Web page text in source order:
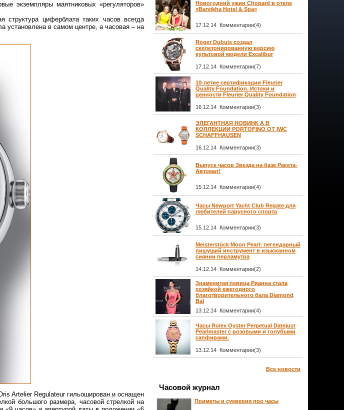
экземпляры маятниковых «регуляторов»
циферблата таких часов всегда
установлена в самом центре, а часовая – на
Artelier Regulateur гильоширован и оснащен
большого размера, часовой стрелкой на
Новогодний ужин Chopard в отеле
«Barvikha Hotel & Spa»
17.12.14 Комментарии(4)
Roger Dubuis создал
скелетонированную версию
культовой модели Excalibur
17.12.14 Комментарии(7)
10-летие сертификации Fleurier
Quality Foundation. Истоки и
ценности Fleurier Quality Foundation
16.12.14 Комментарии(3)
ЭЛЕГАНТНАЯ НОВИНК А В
КОЛЛЕКЦИИ PORTOFINO ОТ IWC
SCHAFFHAUSEN
16.12.14 Комментарии(3)
Выпуск часов Звезда на базе Ракета-
Автомат!
15.12.14 Комментарии(4)
Часы Newport Yacht Club Regate для
любителей парусного спорта
15.12.14 Комментарии(3)
Meisterstück Moon Pearl: легендарный
пишущий инструмент в изысканном
сиянии перламутра
14.12.14 Комментарии(2)
Знаменитая певица Рианна стала
хозяйкой ежегодного
благотворительного бала Diamond
Bal
13.12.14 Комментарии(4)
Часы Rolex Oyster Perpetual Datejust
Pearlmaster с розовыми и голубыми
сапфирами.
13.12.14 Комментарии(3)
Все новости
Часовой журнал
Приметы и суеверия про часы